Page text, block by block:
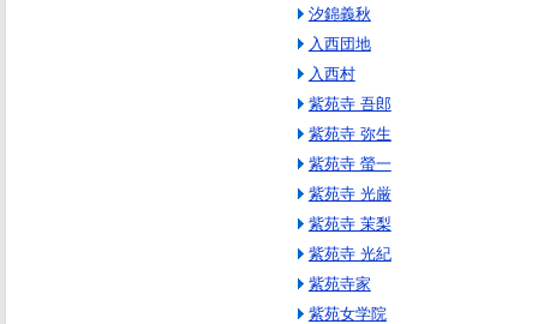
汐錦義秋
入西団地
入西村
紫苑寺 吾郎
紫苑寺 弥生
紫苑寺 螢一
紫苑寺 光厳
紫苑寺 茉梨
紫苑寺 光紀
紫苑寺家
紫苑女学院